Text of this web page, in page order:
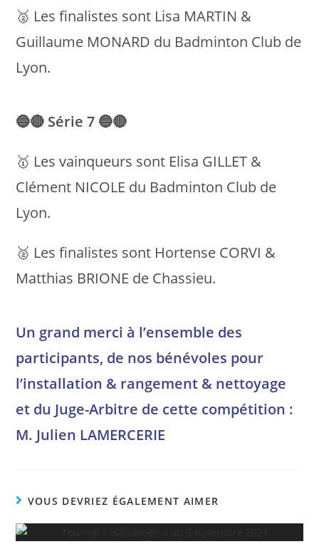
🥈 Les finalistes sont Lisa MARTIN &
Guillaume MONARD du Badminton Club de
Lyon.
🔵🔴 Série 7 🔵🔴
🥇 Les vainqueurs sont Elisa GILLET &
Clément NICOLE du Badminton Club de
Lyon.
🥈 Les finalistes sont Hortense CORVI &
Matthias BRIONE de Chassieu.
Un grand merci à l’ensemble des
participants, de nos bénévoles pour
l’installation & rangement & nettoyage
et du Juge-Arbitre de cette compétition :
M. Julien LAMERCERIE
VOUS DEVRIEZ ÉGALEMENT AIMER